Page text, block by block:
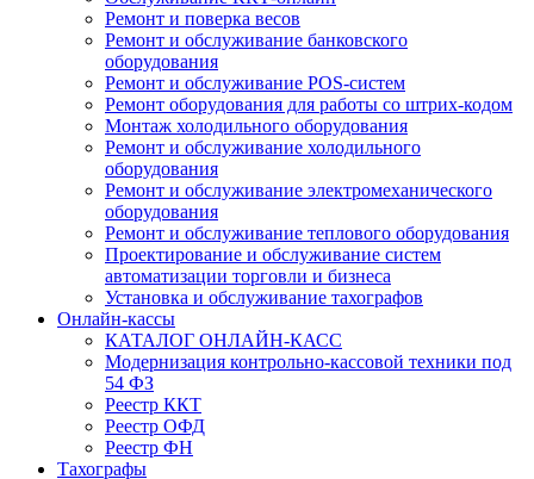
Ремонт и поверка весов
Ремонт и обслуживание банковского
оборудования
Ремонт и обслуживание POS-систем
Ремонт оборудования для работы со штрих-кодом
Монтаж холодильного оборудования
Ремонт и обслуживание холодильного
оборудования
Ремонт и обслуживание электромеханического
оборудования
Ремонт и обслуживание теплового оборудования
Проектирование и обслуживание систем
автоматизации торговли и бизнеса
Установка и обслуживание тахографов
Онлайн-кассы
КАТАЛОГ ОНЛАЙН-КАСС
Модернизация контрольно-кассовой техники под
54 ФЗ
Реестр ККТ
Реестр ОФД
Реестр ФН
Тахографы